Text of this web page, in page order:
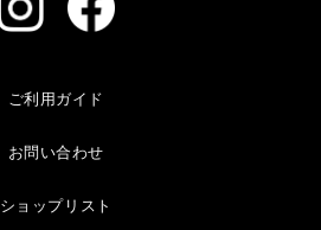
ご利用ガイド
お問い合わせ
ショップリスト